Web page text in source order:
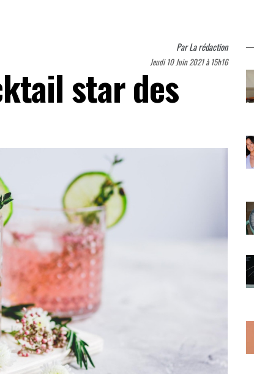
ParLa rédaction
Jeudi 10 Juin 2021 à 15h16
star des